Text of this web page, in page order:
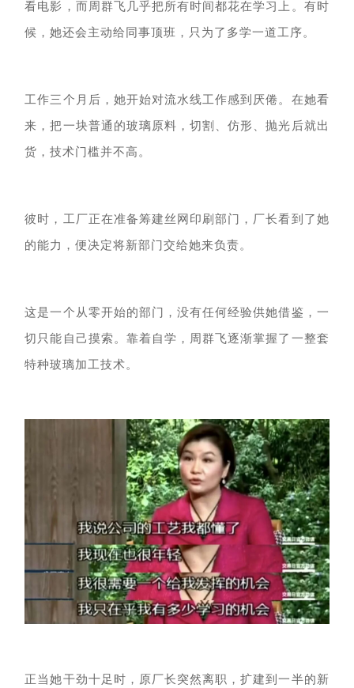
看电影，而周群飞几乎把所有时间都花在学习上。有时
候，她还会主动给同事顶班，只为了多学一道工序。
工作三个月后，她开始对流水线工作感到厌倦。在她看
来，把一块普通的玻璃原料，切割、仿形、抛光后就出
货，技术门槛并不高。
彼时，工厂正在准备筹建丝网印刷部门，厂长看到了她
的能力，便决定将新部门交给她来负责。
这是一个从零开始的部门，没有任何经验供她借鉴，一
切只能自己摸索。靠着自学，周群飞逐渐掌握了一整套
特种玻璃加工技术。
正当她干劲十足时，原厂长突然离职，扩建到一半的新